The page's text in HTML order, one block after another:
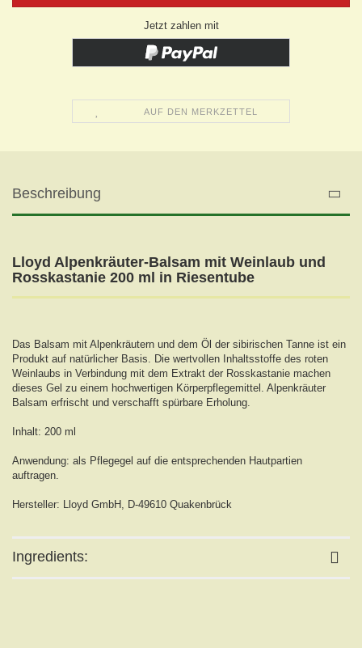
Jetzt zahlen mit
AUF DEN MERKZETTEL
Beschreibung
Lloyd Alpenkräuter-Balsam mit Weinlaub und
Rosskastanie 200 ml in Riesentube
Das Balsam mit Alpenkräutern und dem Öl der sibirischen Tanne ist ein
Produkt auf natürlicher Basis. Die wertvollen Inhaltsstoffe des roten
Weinlaubs in Verbindung mit dem Extrakt der Rosskastanie machen
dieses Gel zu einem hochwertigen Körperpflegemittel. Alpenkräuter
Balsam erfrischt und verschafft spürbare Erholung.
Inhalt: 200 ml
Anwendung: als Pflegegel auf die entsprechenden Hautpartien
auftragen.
Hersteller: Lloyd GmbH, D-49610 Quakenbrück
Ingredients: